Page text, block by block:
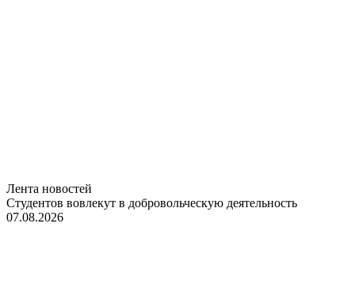
Лента новостей
Студентов вовлекут в добровольческую деятельность
07.08.2026